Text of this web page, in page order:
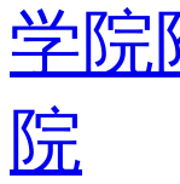
学院
院